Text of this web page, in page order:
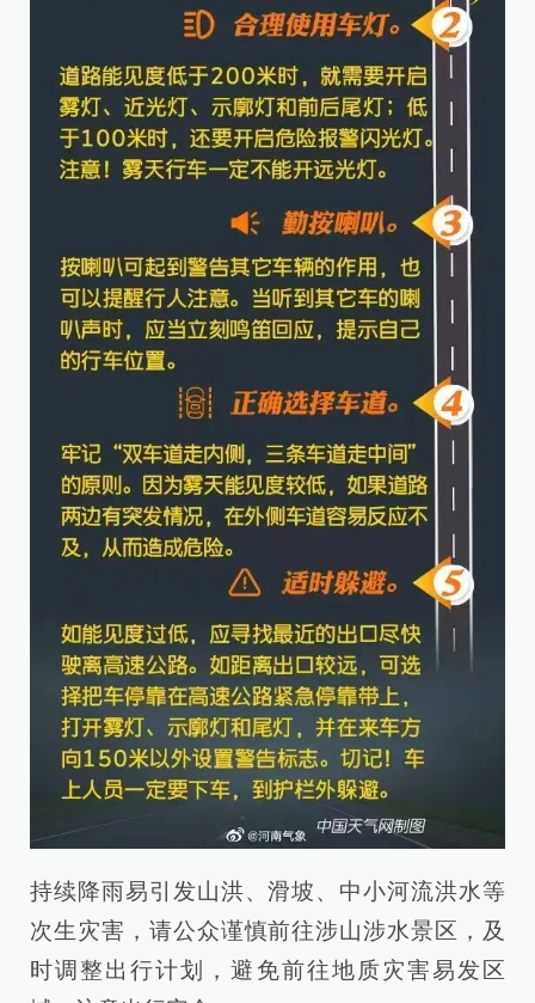
持续降雨易引发山洪、滑坡、中小河流洪水等
次生灾害，请公众谨慎前往涉山涉水景区，及
时调整出行计划，避免前往地质灾害易发区